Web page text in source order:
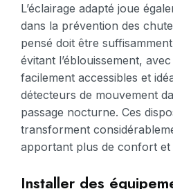
L’éclairage adapté joue
dans la prévention des
pensé doit être
évitant l’éblouissement,
facilement accessibles et
détecteurs de mouvement
passage nocturne. Ces
transforment
apportant plus de confort et
Installer des